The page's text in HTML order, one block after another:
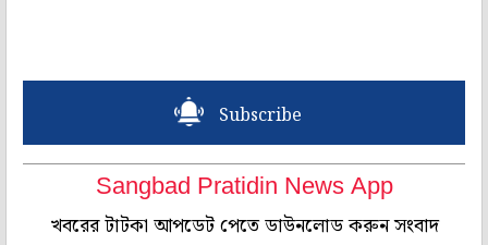
Subscribe
Sangbad Pratidin News App
খবরের টাটকা আপডেট পেতে ডাউনলোড করুন সংবাদ